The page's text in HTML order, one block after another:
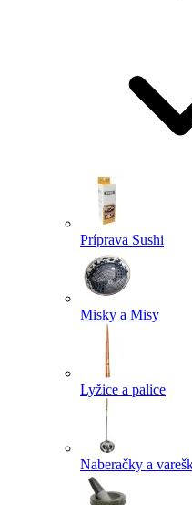
Príprava Sushi
Misky a Misy
Lyžice a palice
Naberačky a